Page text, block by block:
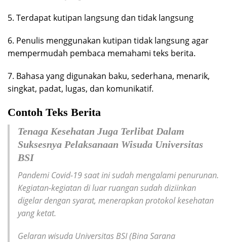
5. Terdapat kutipan langsung dan tidak langsung
6. Penulis menggunakan kutipan tidak langsung agar
mempermudah pembaca memahami teks berita.
7. Bahasa yang digunakan baku, sederhana, menarik,
singkat, padat, lugas, dan komunikatif.
Contoh Teks Berita
Tenaga Kesehatan Juga Terlibat Dalam
Suksesnya Pelaksanaan Wisuda Universitas
BSI
Pandemi Covid-19 saat ini sudah mengalami penurunan.
Kegiatan-kegiatan di luar ruangan sudah diziinkan
digelar dengan syarat, menerapkan protokol kesehatan
yang ketat.
Gelaran wisuda Universitas BSI (Bina Sarana